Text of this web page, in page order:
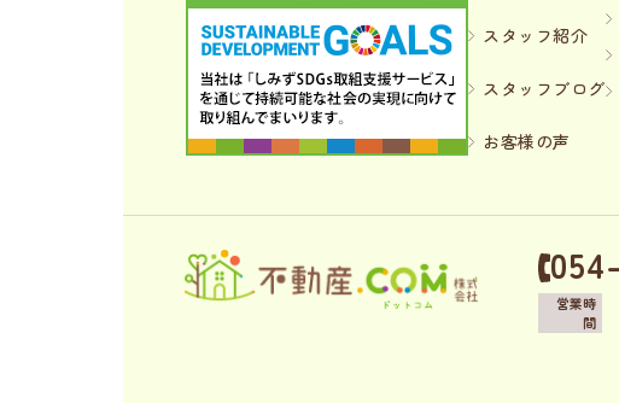
スタッフ紹介
スタッフブログ
お客様の声
営業時
間